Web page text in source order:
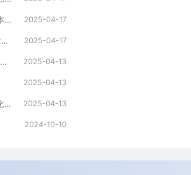
无论是 Vue 还是 React，它们都需要实现一个基本功能 2025-04-17
深入剖析使用 Stream 时可能带来的问题，并探讨如何避免这些问题 2025-04-17
全球化大规模混合云 Kubernetes Prometheus 监控体系标准化及 GitOps 自动化改进方案 2025-04-13
2025-04-13
Firebase Studio帮助开发者快速实现应用的智能化和高效部署 2025-04-13
2024-10-10